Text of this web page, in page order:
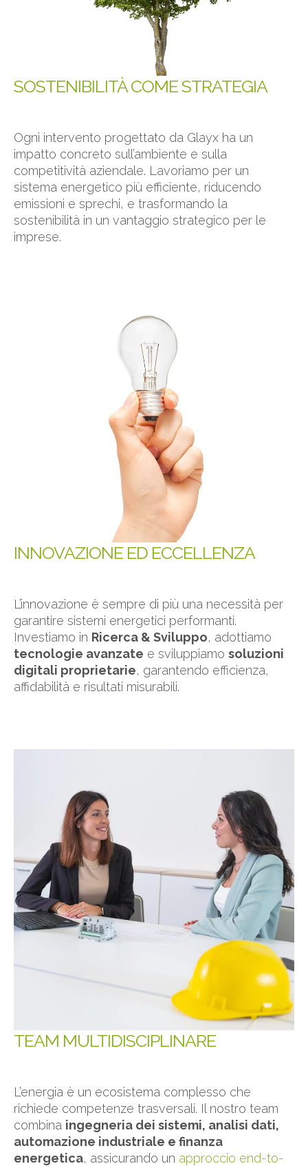
SOSTENIBILITÀ COME STRATEGIA
Ogni intervento progettato da Glayx ha un
impatto concreto sull’ambiente e sulla
competitività aziendale. Lavoriamo per un
sistema energetico più efficiente, riducendo
emissioni e sprechi, e trasformando la
sostenibilità in un vantaggio strategico per le
imprese.
INNOVAZIONE ED ECCELLENZA
L’innovazione è sempre di più una necessità per
garantire sistemi energetici performanti.
Investiamo in Ricerca & Sviluppo, adottiamo
tecnologie avanzate e sviluppiamo soluzioni
digitali proprietarie, garantendo efficienza,
affidabilità e risultati misurabili.
TEAM MULTIDISCIPLINARE
L’energia è un ecosistema complesso che
richiede competenze trasversali. Il nostro team
combina ingegneria dei sistemi, analisi dati,
automazione industriale e finanza
energetica, assicurando un approccio end-to-